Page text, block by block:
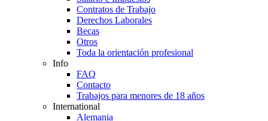
Contratos de Trabajo
Derechos Laborales
Becas
Otros
Toda la orientación profesional
Info
FAQ
Contacto
Trabajos para menores de 18 años
International
Alemania